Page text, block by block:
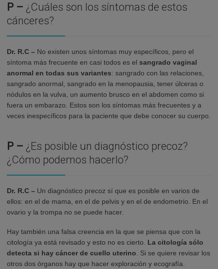
P – ¿Cuáles son los síntomas de estos
cánceres?
Dr. R.C – No existen unos síntomas muy específicos, pero el
síntoma más frecuente en casi todos es el sangrado vaginal
anormal en todas sus variantes: sangrado con las relaciones,
sangrado anormal, sangrado en la menopausia, tener úlceras o
nódulos en la vulva, un aumento brusco en el abdomen como si
fuera un embarazo. Estos son los síntomas más frecuentes y a
veces inespecíficos para la paciente que debe conocer su cuerpo.
P – ¿Es posible un diagnóstico precoz?
¿Cómo podemos hacerlo?
Dr. R.C – Un diagnóstico precoz sí que es posible en varios de
ellos: en el de mama, en el de pelvis y en el de endometrio. En el
ovario y la trompa no se puede hacer.
Hay también una falsa creencia en la que se piensa que con la
citología ya está revisado y esto no es cierto. La citología sólo
detecta si hay cáncer de cuello uterino . Si se quiere revisar los
otros dos órganos hay que hacer exploración y ecografía.